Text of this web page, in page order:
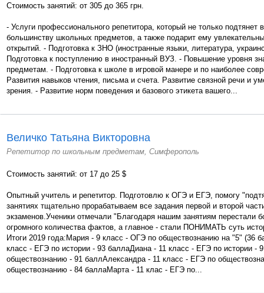
Стоимость занятий: от 305 до 365 грн.
- Услуги профессионального репетитора, который не только подтянет
большинству школьных предметов, а также подарит ему
открытий. - Подготовка к ЗНО (иностранные языки, литература,
Подготовка к поступлению в иностранный ВУЗ. - Повышение уровня
предметам. - Подготовка к школе в игровой манере и по наиболее
Развития навыков чтения, письма и счета. Развитие связной речи и
зрения. - Развитие норм поведения и базового этикета вашего...
Величко Татьяна Викторовна
Репетитор по школьным предметам, Симферополь
Стоимость занятий: от 17 до 25 $
Опытный учитель и репетитор. Подготовлю к ОГЭ и ЕГЭ, помогу
занятиях тщательно прорабатываем все задания первой и второй
экзаменов.Ученики отмечали "Благодаря нашим занятиям перестали
огромного количества фактов, а главное - стали ПОНИМАТЬ суть
Итоги 2019 года:Мария - 9 класс - ОГЭ по обществознанию на "5" (36
класс - ЕГЭ по истории - 93 баллаДиана - 11 класс - ЕГЭ по истории -
обществознанию - 91 баллАлександра - 11 класс - ЕГЭ по
обществознанию - 84 баллаМарта - 11 клас - ЕГЭ по...